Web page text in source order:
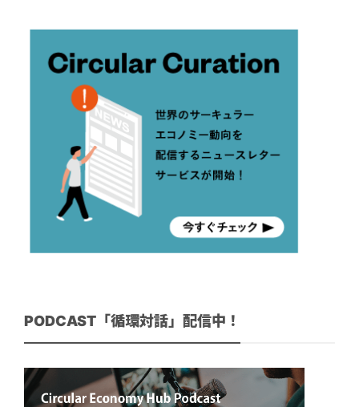
PODCAST「循環対話」配信中！